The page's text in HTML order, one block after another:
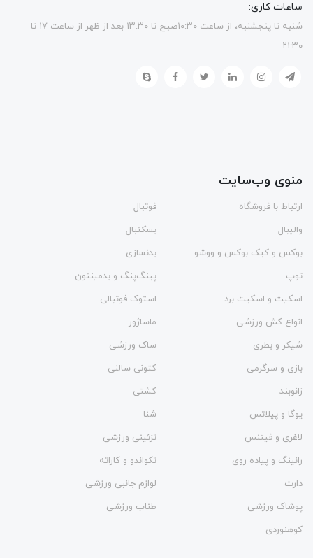
ساعات کاری:
شنبه تا پنجشنبه، از ساعت ۱۰:۳۰صبح تا ۱۳.۳۰ بعد از ظهر از ساعت ۱۷ تا
۲۱:۳۰
منوی وب‌سایت
ارتباط با فروشگاه
فوتبال
والیبال
بسکتبال
بوکس و کیک بوکس و ووشو
بدنسازی
توپ
پینگ‌پنگ و بدمينتون
اسکیت و اسکیت برد
استوک فوتبالی
انواع کش ورزشی
ماساژور
شیکر و بطری
ساک ورزشی
بازی و سرگرمی
کتونی سالنی
زانوبند
کشتی
یوگا و پیلاتس
شنا
لاغری و فیتنس
تزئینی ورزشی
رانینگ و پیاده روی
تکواندو و کاراته
دارت
لوازم جانبی ورزشی
پوشاک ورزشی
طناب ورزشی
کوهنوردی